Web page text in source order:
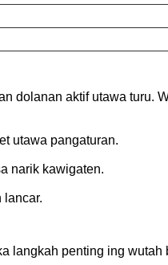
dolanan aktif utawa turu.
utawa pangaturan.
narik kawigaten.
lancar.
langkah penting ing